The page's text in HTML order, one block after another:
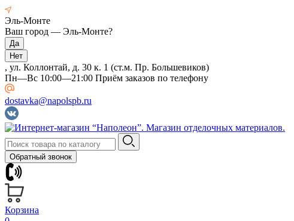
Эль-Монте
Ваш город — Эль-Монте?
, ул. Коллонтай, д. 30 к. 1 (ст.м. Пр. Большевиков)
Пн—Вс 10:00—21:00 Приём заказов по телефону
dostavka@napolspb.ru
Обратный звонок
Корзина